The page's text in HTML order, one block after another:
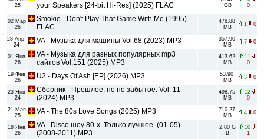
25
your Speakers [24-bit Hi-Res] (2025) FLAC
GB
0
02 Мар
26
Smokie - Don't Play That Game With Me (1995)
FLAC
478.88
MB
1 0
28 Апр
24
VA - Музыка для машины Vol.68 (2023) MP3
357.90
MB
7 0
01 Янв
26
VA - Музыка для разных популярных mp3
сайтов Vol.151 (2025) MP3
413.62
MB
11
0
19 Фев
26
U2 - Days Of Ash [EP] (2026) MP3
53.90
MB
3 0
23 Янв
24
Сборник - Прошлое, но не забытое. Vol. 11
(2024) МР3
498.75
MB
12
0
21 Мая
25
VA - The 80s Love Songs (2025) MP3
710.27
MB
4 0
18 Янв
26
VA - Disco шоу 80-х. Только лучшее. (01-05)
(2008-2011) MP3
2.80 G
B
10
1